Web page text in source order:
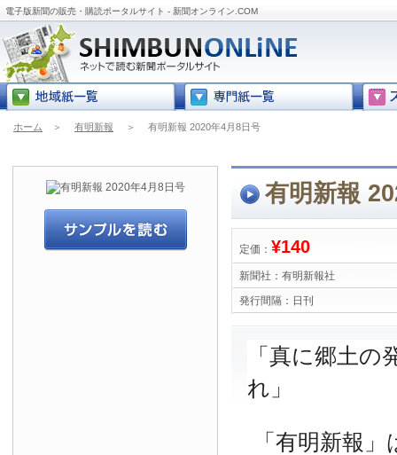
電子版新聞の販売・購読ポータルサイト - 新聞オンライン.COM
ホーム ＞ 有明新報 ＞ 有明新報 2020年4月8日号
有明新報
定価： ¥140
新聞社： 有明新報社
発行間隔： 日刊
「真に郷土の
れ」
「有明新報」